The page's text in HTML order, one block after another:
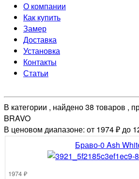
О компании
Как купить
Замер
Доставка
Установка
Контакты
Статьи
В категории , найдено 38 товаров ,
BRAVO
В ценовом диапазоне: от 1974 ₽ до
Браво-0 Ash
1974 ₽